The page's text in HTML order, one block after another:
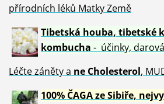
přírodních léků Matky Země
Tibetská houba, tibetské
kombucha - účinky,
Léčte záněty a ne Cholesterol,
100% ČAGA ze Sibiře,